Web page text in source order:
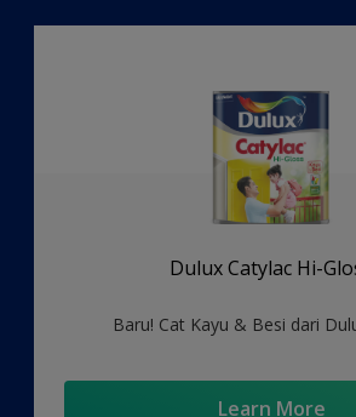
Dulux Catylac Hi-
Baru! Cat Kayu & Besi dari
Learn More